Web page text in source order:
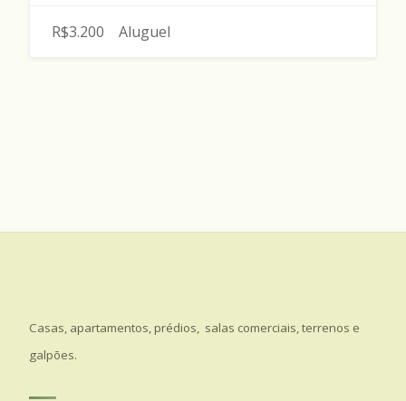
R$3.200 Aluguel
Casas, apartamentos, prédios, salas comerciais, terrenos e
galpões.